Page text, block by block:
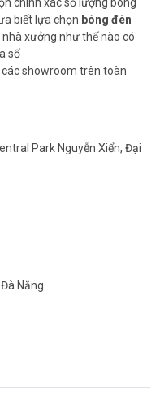
biết lựa chọn bóng đèn
xưởng như thế nào có
số
các showroom trên toàn
Park Nguyễn Xiển, Đại
Nẵng.